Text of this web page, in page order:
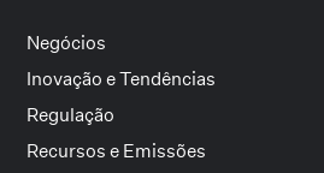
Negócios
Inovação e Tendências
Regulação
Recursos e Emissões